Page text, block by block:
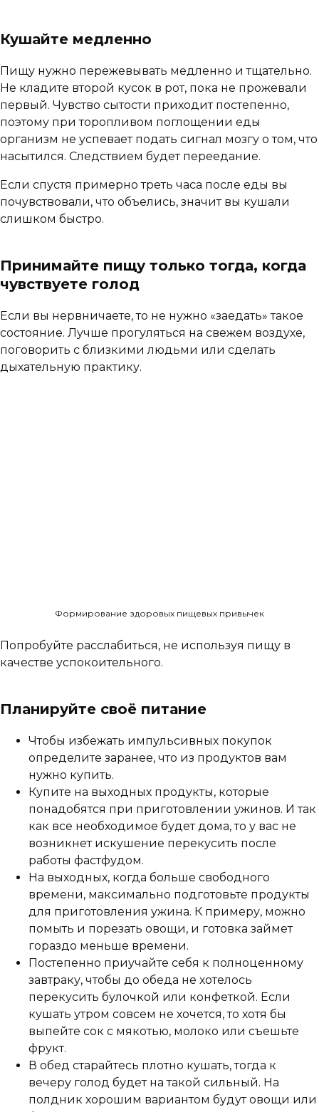
Кушайте медленно
Пищу нужно пережевывать медленно и тщательно.
Не кладите второй кусок в рот, пока не прожевали
первый. Чувство сытости приходит постепенно,
поэтому при торопливом поглощении еды
организм не успевает подать сигнал мозгу о том, что
насытился. Следствием будет переедание.
Если спустя примерно треть часа после еды вы
почувствовали, что объелись, значит вы кушали
слишком быстро.
Принимайте пищу только тогда, когда
чувствуете голод
Если вы нервничаете, то не нужно «заедать» такое
состояние. Лучше прогуляться на свежем воздухе,
поговорить с близкими людьми или сделать
дыхательную практику.
Формирование здоровых пищевых привычек
Попробуйте расслабиться, не используя пищу в
качестве успокоительного.
Планируйте своё питание
Чтобы избежать импульсивных покупок
определите заранее, что из продуктов вам
нужно купить.
Купите на выходных продукты, которые
понадобятся при приготовлении ужинов. И так
как все необходимое будет дома, то у вас не
возникнет искушение перекусить после
работы фастфудом.
На выходных, когда больше свободного
времени, максимально подготовьте продукты
для приготовления ужина. К примеру, можно
помыть и порезать овощи, и готовка займет
гораздо меньше времени.
Постепенно приучайте себя к полноценному
завтраку, чтобы до обеда не хотелось
перекусить булочкой или конфеткой. Если
кушать утром совсем не хочется, то хотя бы
выпейте сок с мякотью, молоко или съешьте
фрукт.
В обед старайтесь плотно кушать, тогда к
вечеру голод будет на такой сильный. На
полдник хорошим вариантом будут овощи или